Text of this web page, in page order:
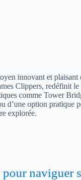
innovant et
Clippers, redéfinit
comme Tower
d’une option pratique
explorée.
naviguer